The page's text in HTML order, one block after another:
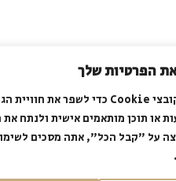
שלך
אנו משתמשים בקובצי Cookie כדי לשפר את חוויית הגלישה
מותאמים אישית ולנתח את התנועה
"קבל הכל", אתה מסכים לשימוש שלנו